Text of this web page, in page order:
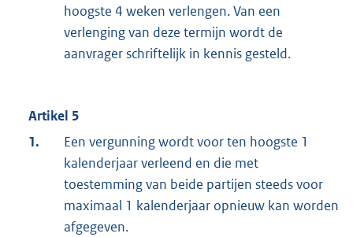
hoogste 4 weken verlengen. Van een
verlenging van deze termijn wordt de
aanvrager schriftelijk in kennis gesteld.
Artikel 5
1.
Een vergunning wordt voor ten hoogste 1
kalenderjaar verleend en die met
toestemming van beide partijen steeds voor
maximaal 1 kalenderjaar opnieuw kan worden
afgegeven.